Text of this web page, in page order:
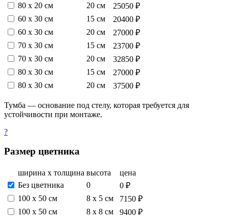
80 х 20 см
20 см
25050 ₽
60 х 30 см
15 см
20400 ₽
60 х 30 см
20 см
27000 ₽
70 х 30 см
15 см
23700 ₽
70 х 30 см
20 см
32850 ₽
80 х 30 см
15 см
27000 ₽
80 х 30 см
20 см 37500 ₽
Тумба — основание под стелу, которая требуется для
устойчивости при монтаже.
?
Размер цветника
ширина х толщина высота
цена
Без цветника
0
0 ₽
100 х 50 см
8 х 5 см
7150 ₽
100 х 50 см
8 х 8 см
9400 ₽